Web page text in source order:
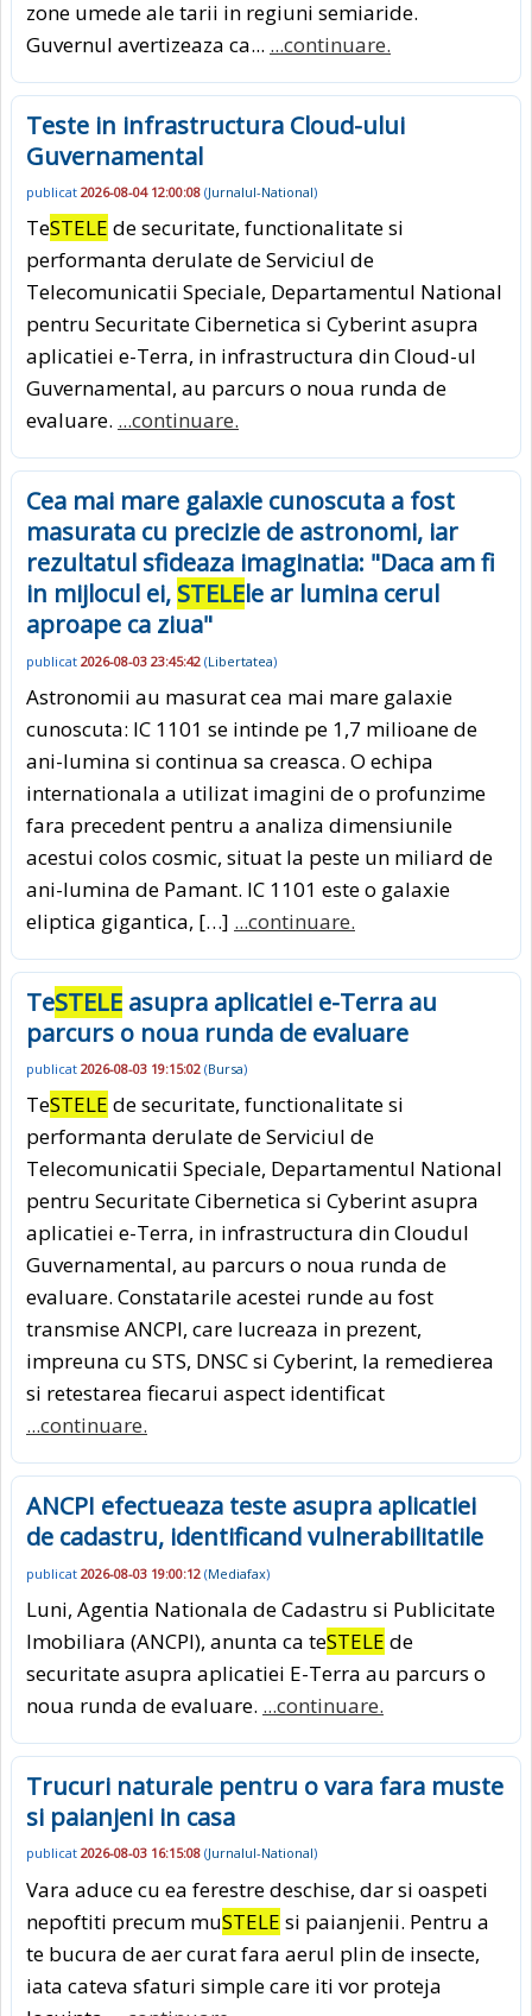
zone umede ale tarii in regiuni semiaride.
Guvernul avertizeaza ca... ...continuare.
Teste in infrastructura Cloud-ului
Guvernamental
publicat 2026-08-04 12:00:08 (Jurnalul-National)
TeSTELE de securitate, functionalitate si
performanta derulate de Serviciul de
Telecomunicatii Speciale, Departamentul National
pentru Securitate Cibernetica si Cyberint asupra
aplicatiei e-Terra, in infrastructura din Cloud-ul
Guvernamental, au parcurs o noua runda de
evaluare. ...continuare.
Cea mai mare galaxie cunoscuta a fost
masurata cu precizie de astronomi, iar
rezultatul sfideaza imaginatia: "Daca am fi
in mijlocul ei, STELEle ar lumina cerul
aproape ca ziua"
publicat 2026-08-03 23:45:42 (Libertatea)
Astronomii au masurat cea mai mare galaxie
cunoscuta: IC 1101 se intinde pe 1,7 milioane de
ani-lumina si continua sa creasca. O echipa
internationala a utilizat imagini de o profunzime
fara precedent pentru a analiza dimensiunile
acestui colos cosmic, situat la peste un miliard de
ani-lumina de Pamant. IC 1101 este o galaxie
eliptica gigantica, […] ...continuare.
TeSTELE asupra aplicatiei e-Terra au
parcurs o noua runda de evaluare
publicat 2026-08-03 19:15:02 (Bursa)
TeSTELE de securitate, functionalitate si
performanta derulate de Serviciul de
Telecomunicatii Speciale, Departamentul National
pentru Securitate Cibernetica si Cyberint asupra
aplicatiei e-Terra, in infrastructura din Cloudul
Guvernamental, au parcurs o noua runda de
evaluare. Constatarile acestei runde au fost
transmise ANCPI, care lucreaza in prezent,
impreuna cu STS, DNSC si Cyberint, la remedierea
si retestarea fiecarui aspect identificat
...continuare.
ANCPI efectueaza teste asupra aplicatiei
de cadastru, identificand vulnerabilitatile
publicat 2026-08-03 19:00:12 (Mediafax)
Luni, Agentia Nationala de Cadastru si Publicitate
Imobiliara (ANCPI), anunta ca teSTELE de
securitate asupra aplicatiei E-Terra au parcurs o
noua runda de evaluare. ...continuare.
Trucuri naturale pentru o vara fara muste
si paianjeni in casa
publicat 2026-08-03 16:15:08 (Jurnalul-National)
Vara aduce cu ea ferestre deschise, dar si oaspeti
nepoftiti precum muSTELE si paianjenii. Pentru a
te bucura de aer curat fara aerul plin de insecte,
iata cateva sfaturi simple care iti vor proteja